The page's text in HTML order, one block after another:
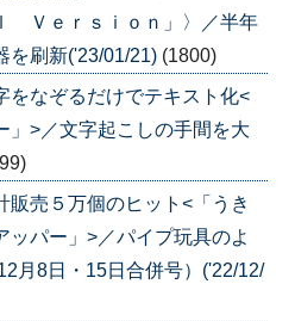
Ｖｅｒｓｉｏｎ」〉／半年
を刷新('23/01/21) (1800)
をなぞるだけでテキスト化<
」>／文字起こしの手間を大
売５万個のヒット<「うき
ッパー」>／パイプ玩具のよ
月8日・15日合併号）('22/12/